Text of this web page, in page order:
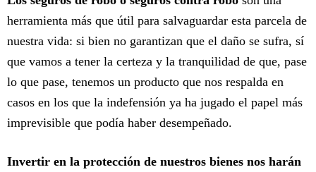
herramienta más que útil para salvaguardar esta parcela de
nuestra vida: si bien no garantizan que el daño se sufra, sí
que vamos a tener la certeza y la tranquilidad de que, pase
lo que pase, tenemos un producto que nos respalda en
casos en los que la indefensión ya ha jugado el papel más
imprevisible que podía haber desempeñado.
Invertir en la protección de nuestros bienes nos harán